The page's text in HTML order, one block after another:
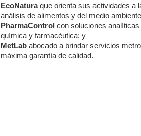
EcoNaturaque orienta sus actividades a
análisis de alimentos y del medio
PharmaControl con soluciones
química y farmacéutica; y
MetLab abocado a brindar servicios
máxima garantía de calidad.